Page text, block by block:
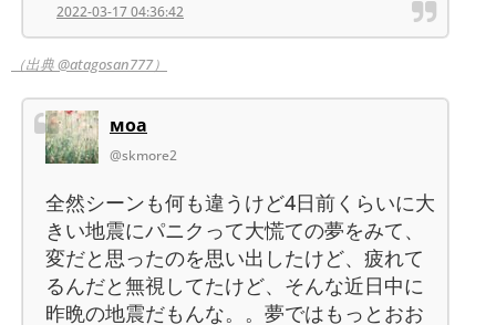
2022-03-17 04:36:42
（出典 @atagosan777）
мoа
@skmore2
全然シーンも何も違うけど4日前くらいに大
きい地震にパニクって大慌ての夢をみて、
変だと思ったのを思い出したけど、疲れて
るんだと無視してたけど、そんな近日中に
昨晩の地震だもんな。。夢ではもっとおお